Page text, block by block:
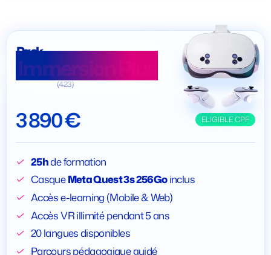
Pack
Immersion Plus
(423)
3 890 € ELIGIBLE CPF
25hde formation
CasqueMeta Quest 3s 256Goinclus
Accès e-learning (Mobile & Web)
Accès VR illimité pendant 5 ans
20 langues disponibles
Parcours pédagogique guidé